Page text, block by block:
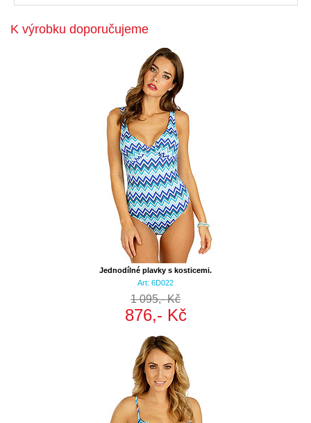
K výrobku doporučujeme
Jednodílné plavky s kosticemi.
Art: 6D022
1 095,- Kč
876,- Kč